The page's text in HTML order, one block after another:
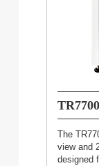
The
view and
designed